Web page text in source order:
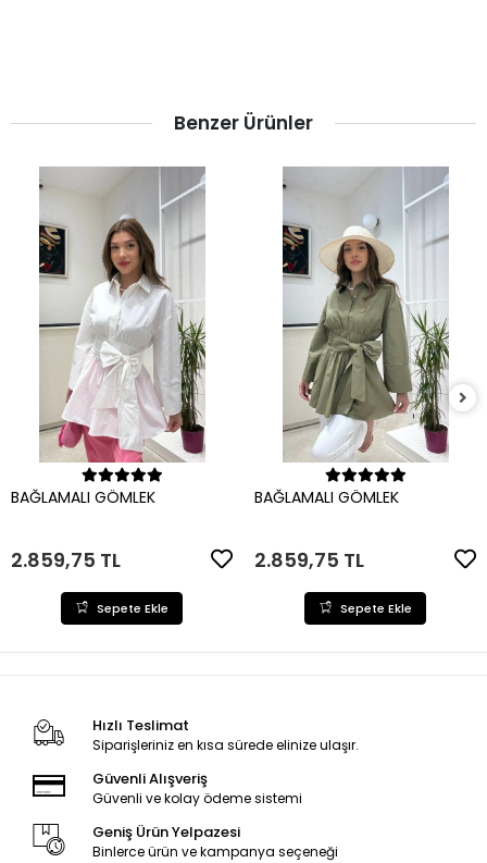
Benzer Ürünler
Sepete Ekle
BAĞLAMALI GÖMLEK
2.859,75 TL
Sepete Ekle
Sepete Ekle
BAĞLAMALI GÖMLEK
2.859,75 TL
Sepete Ekle
Hızlı Teslimat
Siparişleriniz en kısa sürede elinize ulaşır.
Güvenli Alışveriş
Güvenli ve kolay ödeme sistemi
Geniş Ürün Yelpazesi
Binlerce ürün ve kampanya seçeneği